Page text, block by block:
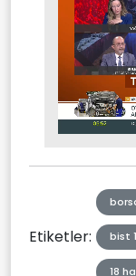
Mute
Etiketler: bist
18